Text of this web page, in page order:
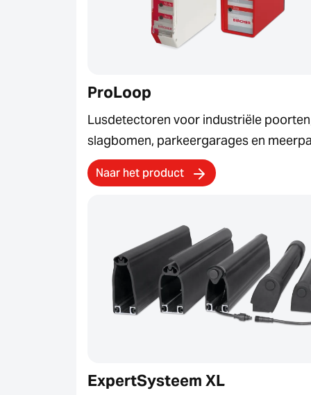
ProLoop
Lusdetectoren voor industriële
slagbomen, parkeergarages en
Naar het product
ExpertSysteem XL